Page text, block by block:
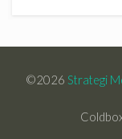
©2026 Strategi